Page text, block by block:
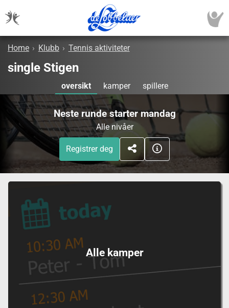
Home › Klubb › Tennis aktiviteter
single Stigen
oversikt kamper spillere
Neste runde starter mandag
Alle nivåer
Registrer deg
Alle kamper